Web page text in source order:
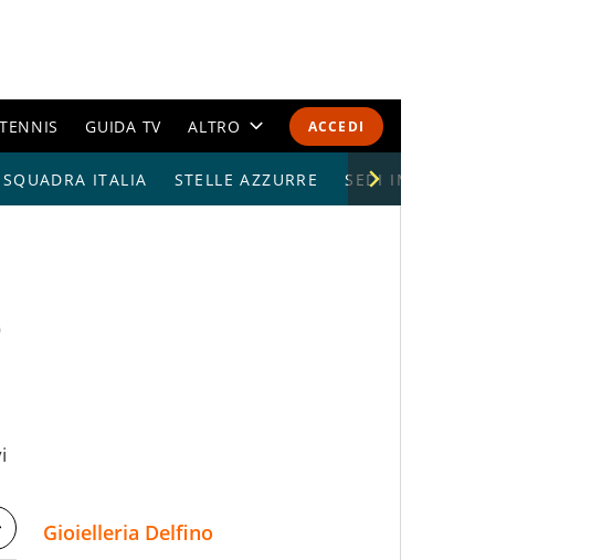
ACCEDI
TENNIS GUIDA TV ALTRO
CALENDARI E CLASSIFICHE
SQUADRA ITALIA STELLE AZZURRE SEDI IMPIANTI
Gioielleria Delfino